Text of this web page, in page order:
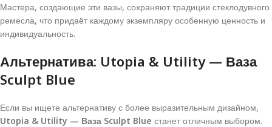
Мастера, создающие эти вазы, сохраняют традиции стеклодувного
ремесла, что придаёт каждому экземпляру особенную ценность и
индивидуальность.
Альтернатива: Utopia & Utility — Ваза
Sculpt Blue
Если вы ищете альтернативу с более выразительным дизайном,
Utopia & Utility — Ваза Sculpt Blue станет отличным выбором.